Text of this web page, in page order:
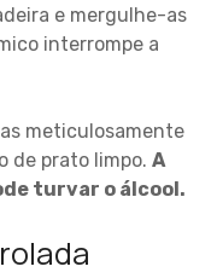
e mergulhe-as
interrompe a
meticulosamente
de prato limpo. A
turvar o álcool.